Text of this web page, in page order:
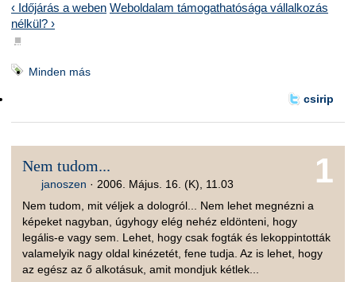
‹ Időjárás a weben Weboldalam támogathatósága vállalkozás
nélkül? ›
■
Minden más
csirip
1
Nem tudom...
janoszen · 2006. Május. 16. (K), 11.03
Nem tudom, mit véljek a dologról... Nem lehet megnézni a
képeket nagyban, úgyhogy elég nehéz eldönteni, hogy
legális-e vagy sem. Lehet, hogy csak fogták és lekoppintották
valamelyik nagy oldal kinézetét, fene tudja. Az is lehet, hogy
az egész az ő alkotásuk, amit mondjuk kétlek...